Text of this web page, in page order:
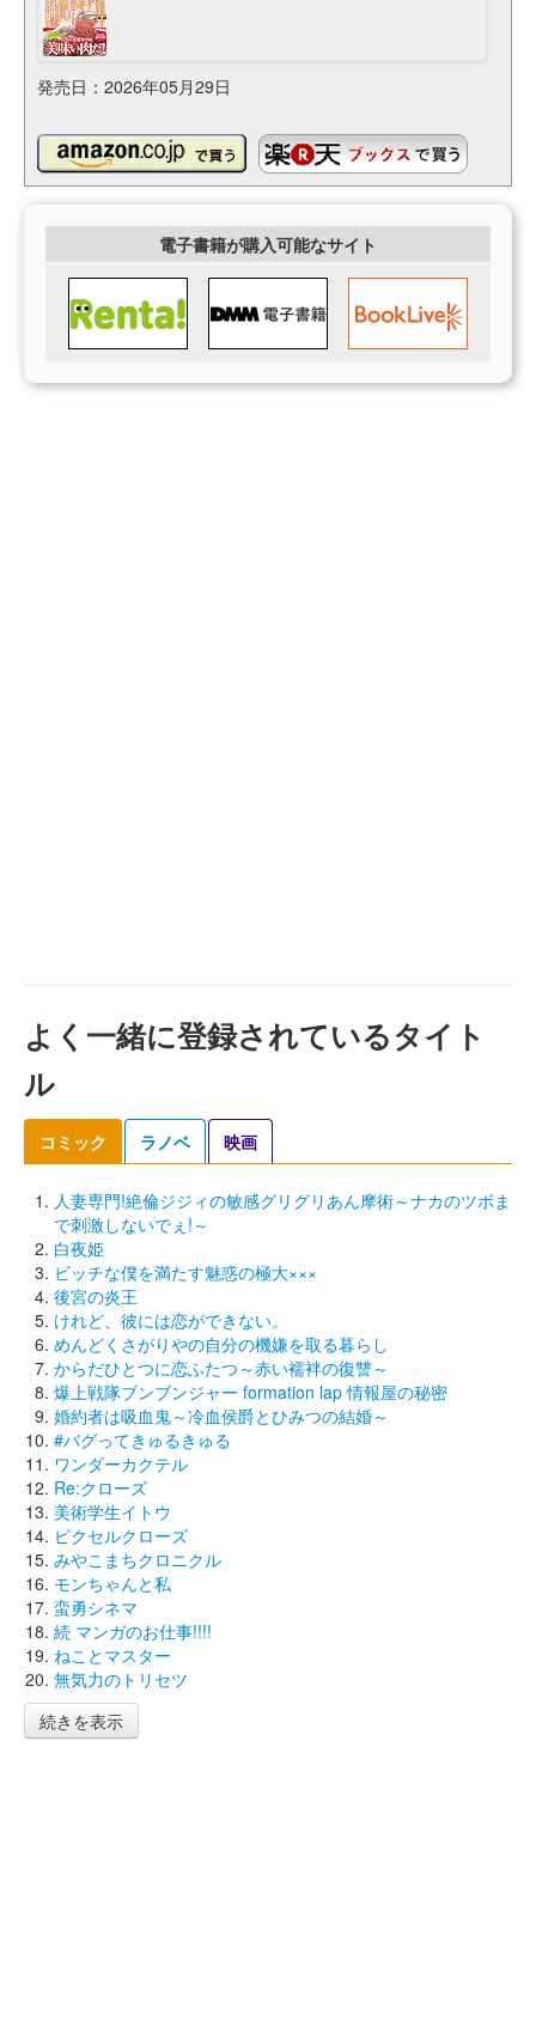
発売日：2026年05月29日
電子書籍が購入可能なサイト
よく一緒に登録されているタイト
ル
コミック ラノベ 映画
人妻専門!絶倫ジジィの敏感グリグリあん摩術～ナカのツボま
で刺激しないでぇ!～
白夜姫
ビッチな僕を満たす魅惑の極大×××
後宮の炎王
けれど、彼には恋ができない。
めんどくさがりやの自分の機嫌を取る暮らし
からだひとつに恋ふたつ～赤い襦袢の復讐～
爆上戦隊ブンブンジャー formation lap 情報屋の秘密
婚約者は吸血鬼～冷血侯爵とひみつの結婚～
#バグってきゅるきゅる
ワンダーカクテル
Re:クローズ
美術学生イトウ
ピクセルクローズ
みやこまちクロニクル
モンちゃんと私
蛮勇シネマ
続 マンガのお仕事!!!!
ねことマスター
無気力のトリセツ
続きを表示